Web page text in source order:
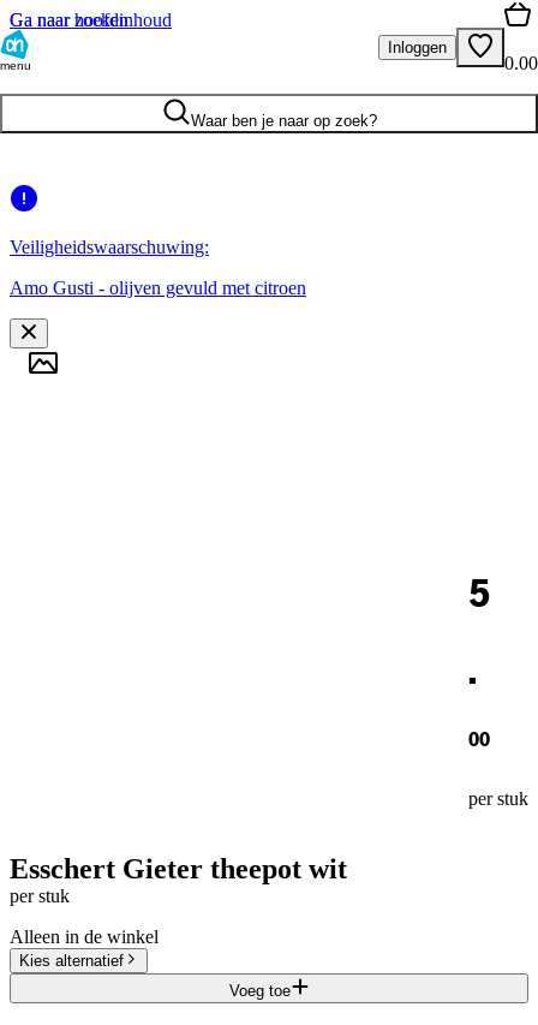
Ga naar hoofdinhoud
Ga naar zoeken
menu
Inloggen
0.00
Waar ben je naar op zoek?
Veiligheidswaarschuwing:
Amo Gusti - olijven gevuld met citroen
5
.
00
per stuk
Esschert Gieter theepot wit
per stuk
Alleen in de winkel
Kies alternatief
Voeg toe